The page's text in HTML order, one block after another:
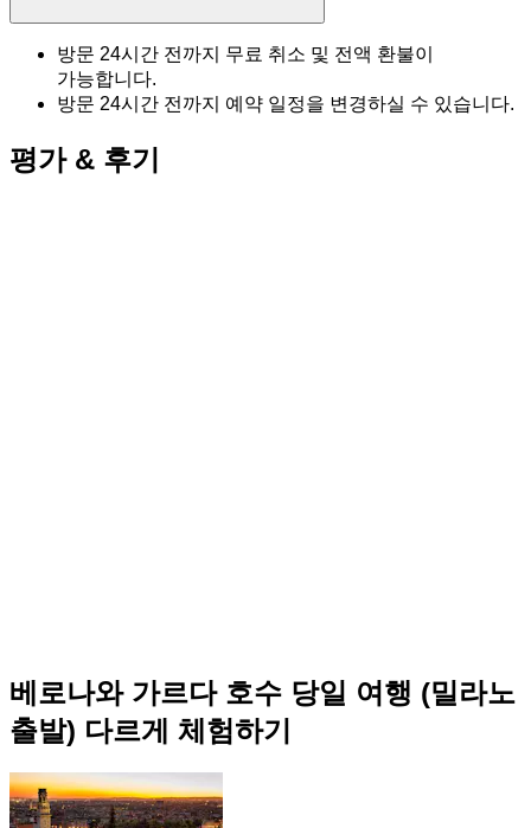
방문 24시간 전까지 무료 취소 및 전액 환불이
가능합니다.
방문 24시간 전까지 예약 일정을 변경하실 수 있습니다.
평가 & 후기
베로나와 가르다 호수 당일 여행 (밀라노
출발) 다르게 체험하기